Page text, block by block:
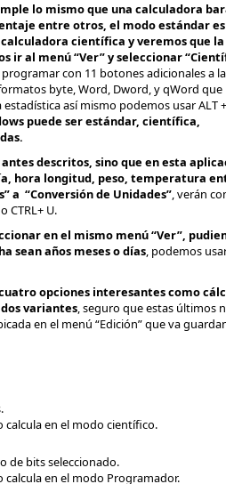
lo mismo que una calculadora
entre otros, el modo estándar
científica y veremos que la
ir al menú “Ver” y seleccionar
con 11 botones adicionales a la
byte, Word, Dword, y qWord que
así mismo podemos usar ALT
puede ser estándar, científica,
descritos, sino que en esta
hora longitud, peso, temperatura
a “Conversión de Unidades”, verán
CTRL+ U.
en el mismo menú “Ver”,
sean años meses o días, podemos
opciones interesantes como
variantes, seguro que estas últimos
en el menú “Edición” que va
calcula en el modo científico.
de bits seleccionado.
calcula en el modo Programador.